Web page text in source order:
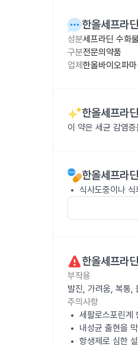
한올세프라
성분세프라딘 수화
구분전문의약품
업체 한올바이오파
한올세프라
이 약은 세균 감염
한올세프라
식사도중이나
한올세프라
부작용
발진, 가려움, 복통,
주의사항
세팔로스포린계
내성균 출현을
항생제로 심한